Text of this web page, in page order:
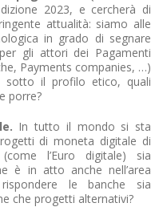
2023, e cercherà di
attualità: siamo alle
in grado di segnare
gli attori dei Pagamenti
Payments companies, …)
sotto il profilo etico, quali
porre?
In tutto il mondo si sta
di moneta digitale di
l’Euro digitale) sia
è in atto anche nell’area
le banche sia
che progetti alternativi?